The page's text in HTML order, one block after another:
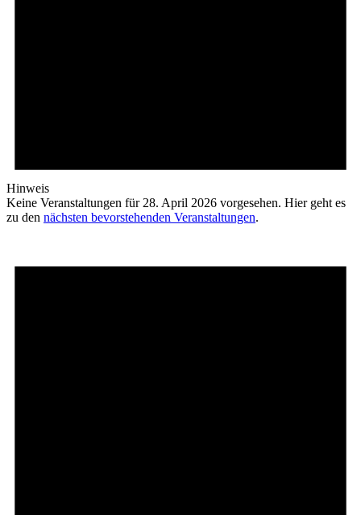
Hinweis
Keine Veranstaltungen für 28. April 2026 vorgesehen. Hier geht es
zu den nächsten bevorstehenden Veranstaltungen.